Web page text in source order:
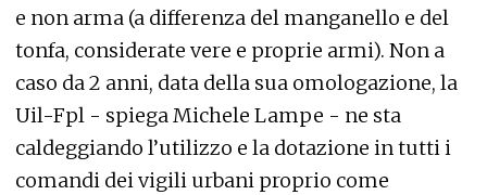
e non arma (a differenza del manganello e del
tonfa, considerate vere e proprie armi). Non a
caso da 2 anni, data della sua omologazione, la
Uil-Fpl - spiega Michele Lampe - ne sta
caldeggiando l’utilizzo e la dotazione in tutti i
comandi dei vigili urbani proprio come